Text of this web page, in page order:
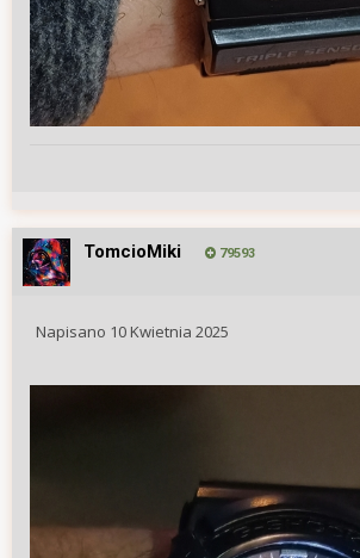
TomcioMiki 79593
Napisano 10 Kwietnia 2025